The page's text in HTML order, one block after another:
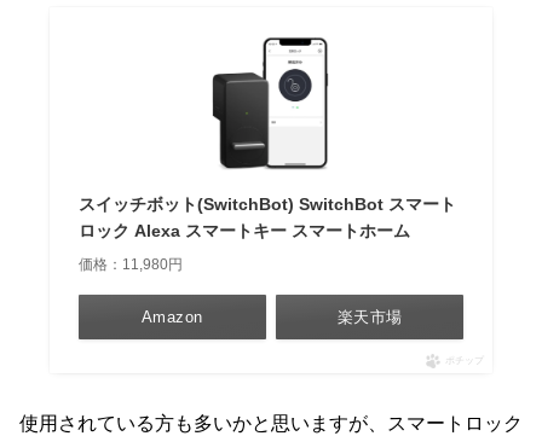
スイッチボット(SwitchBot) SwitchBot スマート
ロック Alexa スマートキー スマートホーム
価格：11,980円
Amazon 楽天市場
ポチップ
使用されている方も多いかと思いますが、スマートロック